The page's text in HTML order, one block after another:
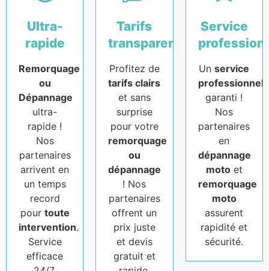
Ultra-
rapide
Remorquage
ou
Dépannage
ultra-
rapide !
Nos
partenaires
arrivent en
un temps
record
pour toute
intervention.
Service
efficace
Tarifs
transparents
Profitez de
tarifs clairs
et sans
surprise
pour votre
remorquage
ou
dépannage
! Nos
partenaires
offrent un
prix juste
et devis
gratuit et
Service
Unservice
professionnel
garanti !
Nos
partenaires
en
dépannage
motoet
remorquage
moto
assurent
rapidité et
sécurité.